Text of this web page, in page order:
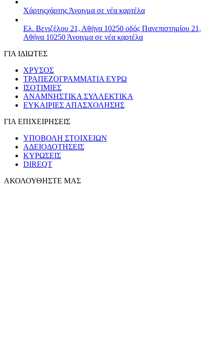
Χάρτηςχάρτης Άνοιγμα σε νέα καρτέλα
Ελ. Βενιζέλου 21, Αθήνα 10250 οδός Πανεπιστημίου 21,
Αθήνα 10250 Άνοιγμα σε νέα καρτέλα
ΓΙΑ ΙΔΙΩΤΕΣ
ΧΡΥΣΟΣ
ΤΡΑΠΕΖΟΓΡΑΜΜΑΤΙΑ ΕΥΡΩ
ΙΣΟΤΙΜΙΕΣ
ΑΝΑΜΝΗΣΤΙΚΑ ΣΥΛΛΕΚΤΙΚΑ
ΕΥΚΑΙΡΙΕΣ ΑΠΑΣΧΟΛΗΣΗΣ
ΓΙΑ ΕΠΙΧΕΙΡΗΣΕΙΣ
ΥΠΟΒΟΛΗ ΣΤΟΙΧΕΙΩΝ
ΑΔΕΙΟΔΟΤΗΣΕΙΣ
ΚΥΡΩΣΕΙΣ
DIREQT
ΑΚΟΛΟΥΘΗΣΤΕ ΜΑΣ